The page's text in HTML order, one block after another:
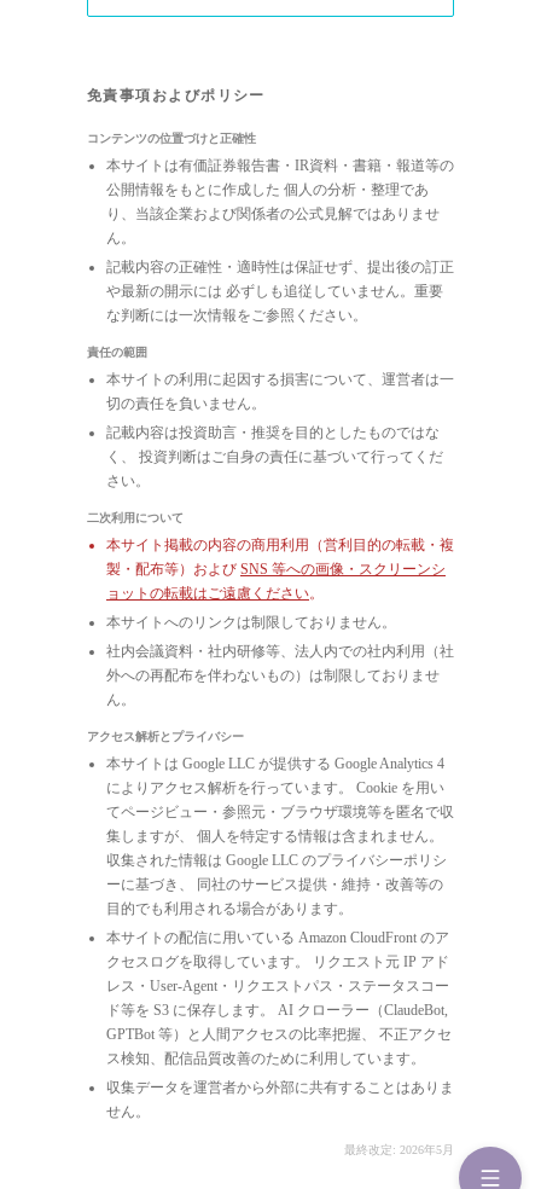
免責事項およびポリシー
コンテンツの位置づけと正確性
本サイトは有価証券報告書・IR資料・書籍・報道等の
公開情報をもとに作成した 個人の分析・整理であ
り、当該企業および関係者の公式見解ではありませ
ん。
記載内容の正確性・適時性は保証せず、提出後の訂正
や最新の開示には 必ずしも追従していません。重要
な判断には一次情報をご参照ください。
責任の範囲
本サイトの利用に起因する損害について、運営者は一
切の責任を負いません。
記載内容は投資助言・推奨を目的としたものではな
く、 投資判断はご自身の責任に基づいて行ってくだ
さい。
二次利用について
本サイト掲載の内容の商用利用（営利目的の転載・複
製・配布等）および SNS 等への画像・スクリーンシ
ョットの転載はご遠慮ください。
本サイトへのリンクは制限しておりません。
社内会議資料・社内研修等、法人内での社内利用（社
外への再配布を伴わないもの）は制限しておりませ
ん。
アクセス解析とプライバシー
本サイトは Google LLC が提供する Google Analytics 4
によりアクセス解析を行っています。 Cookie を用い
てページビュー・参照元・ブラウザ環境等を匿名で収
集しますが、 個人を特定する情報は含まれません。
収集された情報は Google LLC のプライバシーポリシ
ーに基づき、 同社のサービス提供・維持・改善等の
目的でも利用される場合があります。
本サイトの配信に用いている Amazon CloudFront のア
クセスログを取得しています。 リクエスト元 IP アド
レス・User-Agent・リクエストパス・ステータスコー
ド等を S3 に保存します。 AI クローラー（ClaudeBot,
GPTBot 等）と人間アクセスの比率把握、 不正アクセ
ス検知、配信品質改善のために利用しています。
収集データを運営者から外部に共有することはありま
せん。
最終改定: 2026年5月